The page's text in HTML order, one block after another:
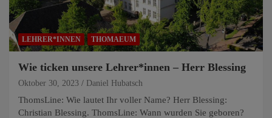
LEHRER*INNEN THOMAEUM
Wie ticken unsere Lehrer*innen – Herr Blessing
Oktober 30, 2023 Daniel Hubatsch
ThomsLine: Wie lautet Ihr voller Name? Herr Blessing:
Christian Blessing. ThomsLine: Wann wurden Sie geboren?